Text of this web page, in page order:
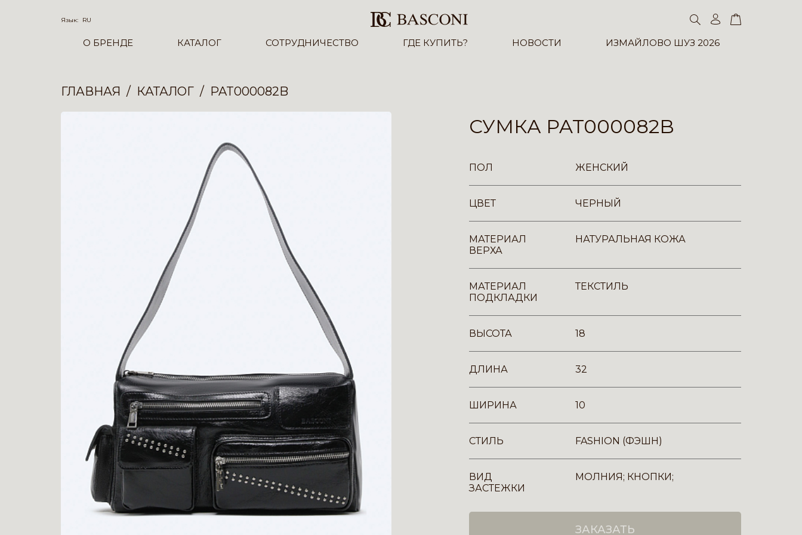
Язык: RU
О БРЕНДЕ КАТАЛОГ СОТРУДНИЧЕСТВО ГДЕ КУПИТЬ? НОВОСТИ ИЗМАЙЛОВО ШУЗ 2026
ГЛАВНАЯ КАТАЛОГ PAT000082B
СУМКА PAT000082B
ПОЛ ЖЕНСКИЙ
ЦВЕТ ЧЕРНЫЙ
МАТЕРИАЛ
ВЕРХА
НАТУРАЛЬНАЯ КОЖА
МАТЕРИАЛ
ПОДКЛАДКИ
ТЕКСТИЛЬ
ВЫСОТА 18
ДЛИНА 32
ШИРИНА 10
СТИЛЬ FASHION (ФЭШН)
ВИД
ЗАСТЕЖКИ
МОЛНИЯ; КНОПКИ;
ЗАКАЗАТЬ